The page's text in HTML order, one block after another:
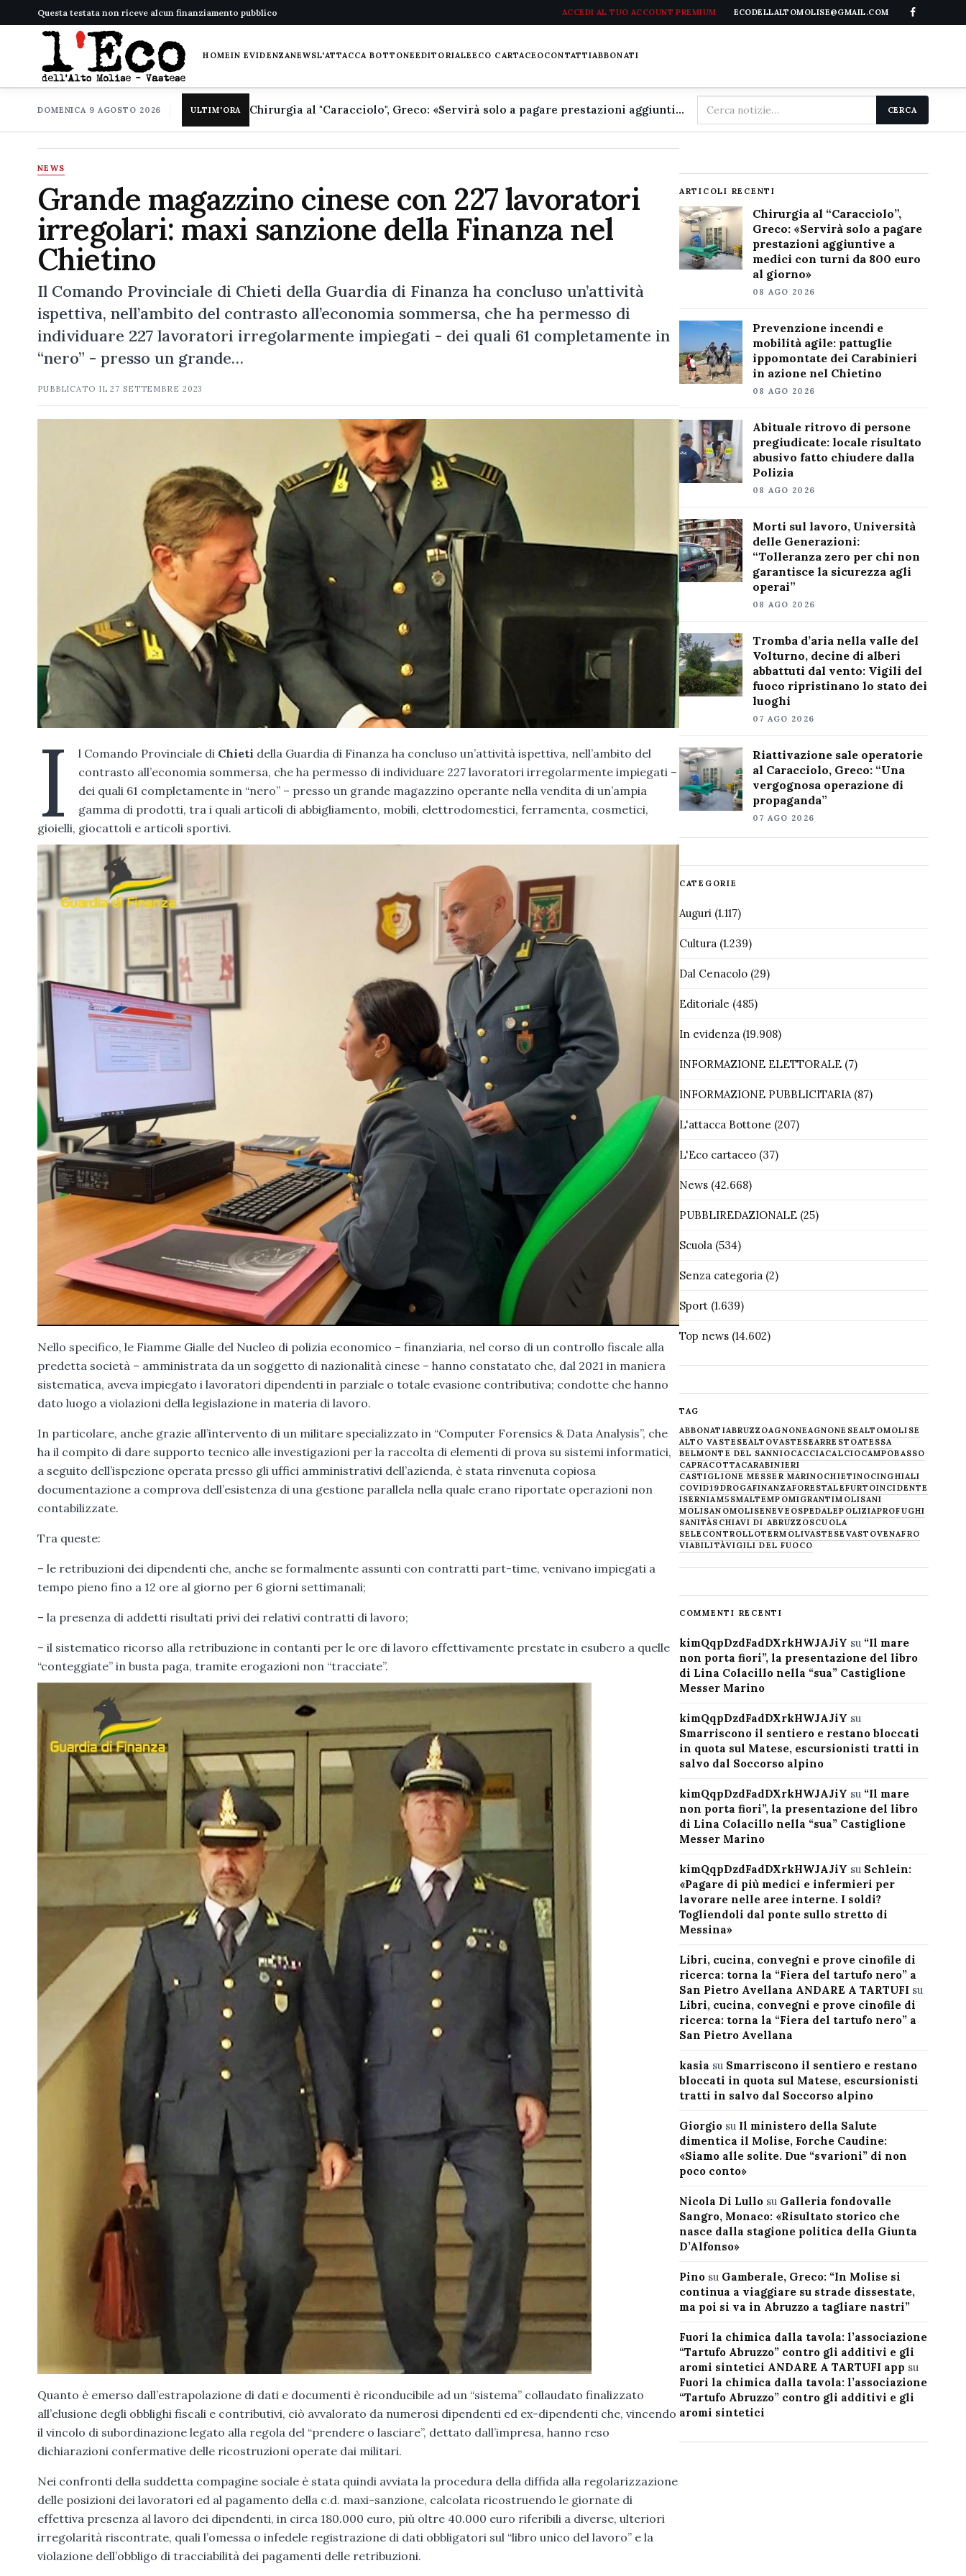
Questa testata non riceve alcun finanziamento pubblico ACCEDI AL TUO ACCOUNT PREMIUM ECODELLALTOMOLISE@GMAIL.COM
HOMEIN EVIDENZANEWSL'ATTACCA BOTTONEEDITORIALEECO CARTACEOCONTATTIABBONATI
DOMENICA 9 AGOSTO 2026 ULTIM'ORA Chirurgia al "Caracciolo", Greco: «Servirà solo a pagare prestazioni aggiuntive a medici con turni da 800 euro al giorno»
Cerca
nel
CERCA
NEWS
Grande magazzino cinese con 227 lavoratori
irregolari: maxi sanzione della Finanza nel
Chietino
Il Comando Provinciale di Chieti della Guardia di Finanza ha concluso un’attività
ispettiva, nell’ambito del contrasto all’economia sommersa, che ha permesso di
individuare 227 lavoratori irregolarmente impiegati - dei quali 61 completamente in
“nero” - presso un grande…
PUBBLICATO IL27 SETTEMBRE 2023
I l Comando Provinciale di Chieti della Guardia di Finanza ha concluso un’attività ispettiva, nell’ambito del
contrasto all’economia sommersa, che ha permesso di individuare 227 lavoratori irregolarmente impiegati –
dei quali 61 completamente in “nero” – presso un grande magazzino operante nella vendita di un’ampia
gamma di prodotti, tra i quali articoli di abbigliamento, mobili, elettrodomestici, ferramenta, cosmetici,
gioielli, giocattoli e articoli sportivi.
Nello specifico, le Fiamme Gialle del Nucleo di polizia economico – finanziaria, nel corso di un controllo fiscale alla
predetta società – amministrata da un soggetto di nazionalità cinese – hanno constatato che, dal 2021 in maniera
sistematica, aveva impiegato i lavoratori dipendenti in parziale o totale evasione contributiva; condotte che hanno
dato luogo a violazioni della legislazione in materia di lavoro.
In particolare, anche grazie all’intervento di un militare specializzato in “Computer Forensics & Data Analysis”, che
ha il compito di dare supporto tecnico alle investigazioni per la raccolta di elementi di prova su sistemi informatici,
a seguito dell’ispezione operata presso gli uffici amministrativi dell’azienda, è stata rinvenuta copiosa
documentazione a comprova dell’esistenza di una gestione parallela nella quale erano riportate operazioni non
contabilizzate.
Tra queste:
– le retribuzioni dei dipendenti che, anche se formalmente assunti con contratti part-time, venivano impiegati a
tempo pieno fino a 12 ore al giorno per 6 giorni settimanali;
– la presenza di addetti risultati privi dei relativi contratti di lavoro;
– il sistematico ricorso alla retribuzione in contanti per le ore di lavoro effettivamente prestate in esubero a quelle
“conteggiate” in busta paga, tramite erogazioni non “tracciate”.
Quanto è emerso dall’estrapolazione di dati e documenti è riconducibile ad un “sistema” collaudato finalizzato
all’elusione degli obblighi fiscali e contributivi, ciò avvalorato da numerosi dipendenti ed ex-dipendenti che, vincendo
il vincolo di subordinazione legato alla regola del “prendere o lasciare”, dettato dall’impresa, hanno reso
dichiarazioni confermative delle ricostruzioni operate dai militari.
Nei confronti della suddetta compagine sociale è stata quindi avviata la procedura della diffida alla regolarizzazione
delle posizioni dei lavoratori ed al pagamento della c.d. maxi-sanzione, calcolata ricostruendo le giornate di
effettiva presenza al lavoro dei dipendenti, in circa 180.000 euro, più oltre 40.000 euro riferibili a diverse, ulteriori
irregolarità riscontrate, quali l’omessa o infedele registrazione di dati obbligatori sul “libro unico del lavoro” e la
violazione dell’obbligo di tracciabilità dei pagamenti delle retribuzioni.
ARTICOLI RECENTI
Chirurgia al “Caracciolo”,
Greco: «Servirà solo a pagare
prestazioni aggiuntive a
medici con turni da 800 euro
al giorno»
08 AGO 2026
Prevenzione incendi e
mobilità agile: pattuglie
ippomontate dei Carabinieri
in azione nel Chietino
08 AGO 2026
Abituale ritrovo di persone
pregiudicate: locale risultato
abusivo fatto chiudere dalla
Polizia
08 AGO 2026
Morti sul lavoro, Università
delle Generazioni:
“Tolleranza zero per chi non
garantisce la sicurezza agli
operai”
08 AGO 2026
Tromba d’aria nella valle del
Volturno, decine di alberi
abbattuti dal vento: Vigili del
fuoco ripristinano lo stato dei
luoghi
07 AGO 2026
Riattivazione sale operatorie
al Caracciolo, Greco: “Una
vergognosa operazione di
propaganda”
07 AGO 2026
CATEGORIE
Auguri(1.117)
Cultura(1.239)
Dal Cenacolo(29)
Editoriale (485)
In evidenza(19.908)
INFORMAZIONE ELETTORALE(7)
INFORMAZIONE PUBBLICITARIA(87)
L'attacca Bottone (207)
L'Eco cartaceo(37)
News(42.668)
PUBBLIREDAZIONALE(25)
Scuola(534)
Senza categoria(2)
Sport(1.639)
Top news(14.602)
TAG
ABBONATIABRUZZOAGNONEAGNONESEALTOMOLISE
ALTO VASTESEALTOVASTESEARRESTOATESSA
BELMONTE DEL SANNIOCACCIACALCIOCAMPOBASSO
CAPRACOTTACARABINIERI
CASTIGLIONE MESSER MARINOCHIETINOCINGHIALI
COVID19DROGAFINANZAFORESTALEFURTOINCIDENTE
ISERNIAM5SMALTEMPOMIGRANTIMOLISANI
MOLISANOMOLISENEVE OSPEDALEPOLIZIAPROFUGHI
SANITÀSCHIAVI DI ABRUZZOSCUOLA
SELECONTROLLOTERMOLIVASTESE VASTOVENAFRO
VIABILITÀVIGILI DEL FUOCO
COMMENTI RECENTI
kimQqpDzdFadDXrkHWJAJiY su “Il mare
non porta fiori”, la presentazione del libro
di Lina Colacillo nella “sua” Castiglione
Messer Marino
kimQqpDzdFadDXrkHWJAJiY su
Smarriscono il sentiero e restano bloccati
in quota sul Matese, escursionisti tratti in
salvo dal Soccorso alpino
kimQqpDzdFadDXrkHWJAJiY su “Il mare
non porta fiori”, la presentazione del libro
di Lina Colacillo nella “sua” Castiglione
Messer Marino
kimQqpDzdFadDXrkHWJAJiY su Schlein:
«Pagare di più medici e infermieri per
lavorare nelle aree interne. I soldi?
Togliendoli dal ponte sullo stretto di
Messina»
Libri, cucina, convegni e prove cinofile di
ricerca: torna la “Fiera del tartufo nero” a
San Pietro Avellana ANDARE A TARTUFI su
Libri, cucina, convegni e prove cinofile di
ricerca: torna la “Fiera del tartufo nero” a
San Pietro Avellana
kasia su Smarriscono il sentiero e restano
bloccati in quota sul Matese, escursionisti
tratti in salvo dal Soccorso alpino
Giorgiosu Il ministero della Salute
dimentica il Molise, Forche Caudine:
«Siamo alle solite. Due “svarioni” di non
poco conto»
Nicola Di Lullosu Galleria fondovalle
Sangro, Monaco: «Risultato storico che
nasce dalla stagione politica della Giunta
D’Alfonso»
Pinosu Gamberale, Greco: “In Molise si
continua a viaggiare su strade dissestate,
ma poi si va in Abruzzo a tagliare nastri”
Fuori la chimica dalla tavola: l’associazione
“Tartufo Abruzzo” contro gli additivi e gli
aromi sintetici ANDARE A TARTUFI app su
Fuori la chimica dalla tavola: l’associazione
“Tartufo Abruzzo” contro gli additivi e gli
aromi sintetici